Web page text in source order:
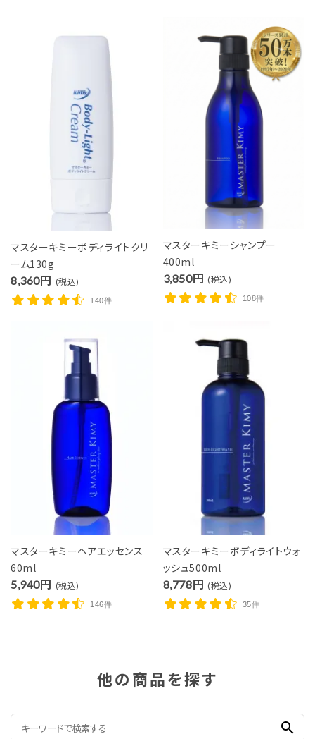
マスターキミーボディライトクリ
ーム130g
8,360円 (税込)
140件
マスターキミーシャンプー
400ml
3,850円 (税込)
108件
マスターキミーヘアエッセンス
60ml
5,940円 (税込)
146件
マスターキミーボディライトウォ
ッシュ500ml
8,778円 (税込)
35件
他の商品を探す
search